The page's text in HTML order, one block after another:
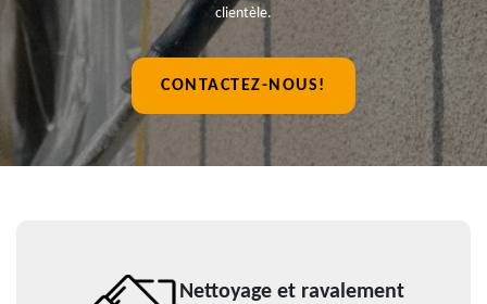
clientèle.
CONTACTEZ-NOUS!
Nettoyage et ravalement